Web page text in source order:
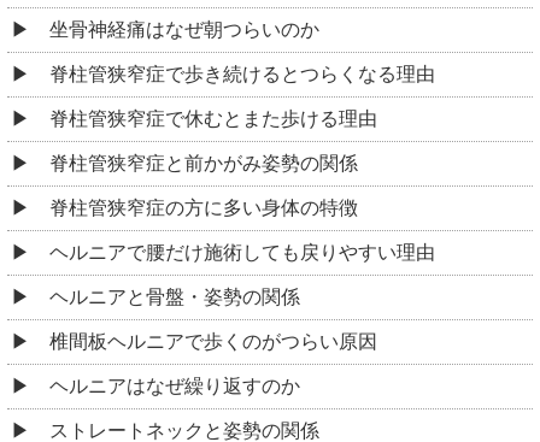
坐骨神経痛はなぜ朝つらいのか
脊柱管狭窄症で歩き続けるとつらくなる理由
脊柱管狭窄症で休むとまた歩ける理由
脊柱管狭窄症と前かがみ姿勢の関係
脊柱管狭窄症の方に多い身体の特徴
ヘルニアで腰だけ施術しても戻りやすい理由
ヘルニアと骨盤・姿勢の関係
椎間板ヘルニアで歩くのがつらい原因
ヘルニアはなぜ繰り返すのか
ストレートネックと姿勢の関係